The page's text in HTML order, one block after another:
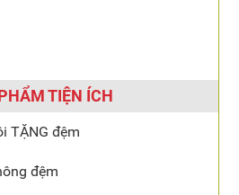
TIỆN ÍCH
TẶNG đệm
đệm